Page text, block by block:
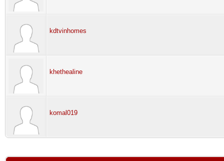
kdtvinhomes
khethealine
komal019